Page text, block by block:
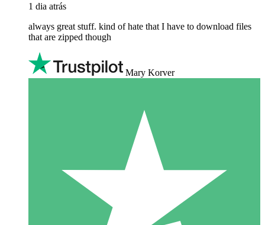
1 dia atrás
always great stuff. kind of hate that I have to download files
that are zipped though
Mary Korver